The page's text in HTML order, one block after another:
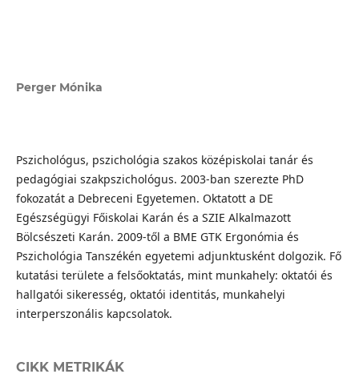
Perger Mónika
Pszichológus, pszichológia szakos középiskolai tanár és
pedagógiai szakpszichológus. 2003-ban szerezte PhD
fokozatát a Debreceni Egyetemen. Oktatott a DE
Egészségügyi Főiskolai Karán és a SZIE Alkalmazott
Bölcsészeti Karán. 2009-től a BME GTK Ergonómia és
Pszichológia Tanszékén egyetemi adjunktusként dolgozik. Fő
kutatási területe a felsőoktatás, mint munkahely: oktatói és
hallgatói sikeresség, oktatói identitás, munkahelyi
interperszonális kapcsolatok.
CIKK METRIKÁK